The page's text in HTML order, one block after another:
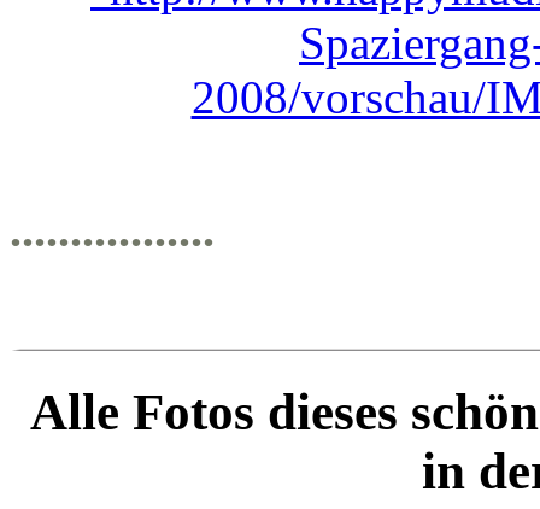
.................
Alle Fotos dieses
in